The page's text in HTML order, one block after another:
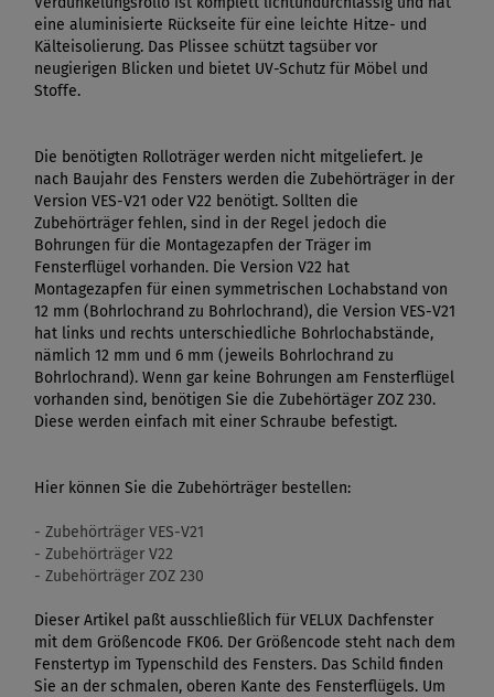
eine aluminisierte Rückseite für eine leichte Hitze- und
Kälteisolierung. Das Plissee schützt tagsüber vor
neugierigen Blicken und bietet UV-Schutz für Möbel und
Stoffe.
Die benötigten Rolloträger werden nicht mitgeliefert. Je
nach Baujahr des Fensters werden die Zubehörträger in der
Version VES-V21 oder V22 benötigt. Sollten die
Zubehörträger fehlen, sind in der Regel jedoch die
Bohrungen für die Montagezapfen der Träger im
Fensterflügel vorhanden. Die Version V22 hat
Montagezapfen für einen symmetrischen Lochabstand von
12 mm (Bohrlochrand zu Bohrlochrand), die Version VES-V21
hat links und rechts unterschiedliche Bohrlochabstände,
nämlich 12 mm und 6 mm (jeweils Bohrlochrand zu
Bohrlochrand). Wenn gar keine Bohrungen am Fensterflügel
vorhanden sind, benötigen Sie die Zubehörtäger ZOZ 230.
Diese werden einfach mit einer Schraube befestigt.
Hier können Sie die Zubehörträger bestellen:
- Zubehörträger VES-V21
- Zubehörträger V22
- Zubehörträger ZOZ 230
Dieser Artikel paßt ausschließlich für VELUX Dachfenster
mit dem Größencode FK06. Der Größencode steht nach dem
Fenstertyp im Typenschild des Fensters. Das Schild finden
Sie an der schmalen, oberen Kante des Fensterflügels. Um